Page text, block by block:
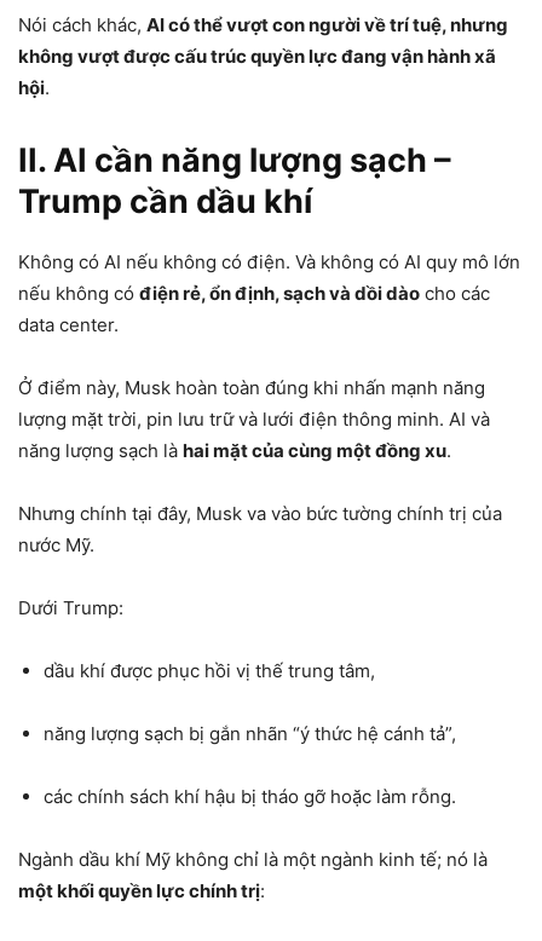
Nói cách khác, AI có thể vượt con người về trí tuệ, nhưng
không vượt được cấu trúc quyền lực đang vận hành xã
hội.
II. AI cần năng lượng sạch –
Trump cần dầu khí
Không có AI nếu không có điện. Và không có AI quy mô lớn
nếu không có điện rẻ, ổn định, sạch và dồi dào cho các
data center.
Ở điểm này, Musk hoàn toàn đúng khi nhấn mạnh năng
lượng mặt trời, pin lưu trữ và lưới điện thông minh. AI và
năng lượng sạch là hai mặt của cùng một đồng xu.
Nhưng chính tại đây, Musk va vào bức tường chính trị của
nước Mỹ.
Dưới Trump:
dầu khí được phục hồi vị thế trung tâm,
năng lượng sạch bị gắn nhãn “ý thức hệ cánh tả”,
các chính sách khí hậu bị tháo gỡ hoặc làm rỗng.
Ngành dầu khí Mỹ không chỉ là một ngành kinh tế; nó là
một khối quyền lực chính trị: